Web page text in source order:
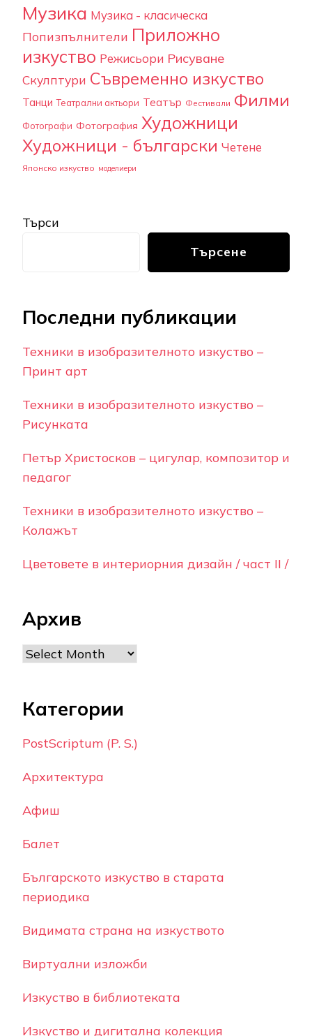
Музика Музика - класическа
Попизпълнители Приложно
изкуство Режисьори Рисуване
Скулптури Съвременно изкуство
Танци Театрални актьори Театър Фестивали Филми
Фотографи Фотография Художници
Художници - български Четене
Японско изкуство моделиери
Търси
Търсене
Последни публикации
Техники в изобразителното изкуство –
Принт арт
Техники в изобразителното изкуство –
Рисунката
Петър Христосков – цигулар, композитор и
педагог
Техники в изобразителното изкуство –
Колажът
Цветовете в интериорния дизайн / част II /
Архив
Archives
Категории
PostScriptum (P. S.)
Архитектура
Афиш
Балет
Българското изкуство в старата
периодика
Видимата страна на изкуството
Виртуални изложби
Изкуство в библиотеката
Изкуство и дигитална колекция